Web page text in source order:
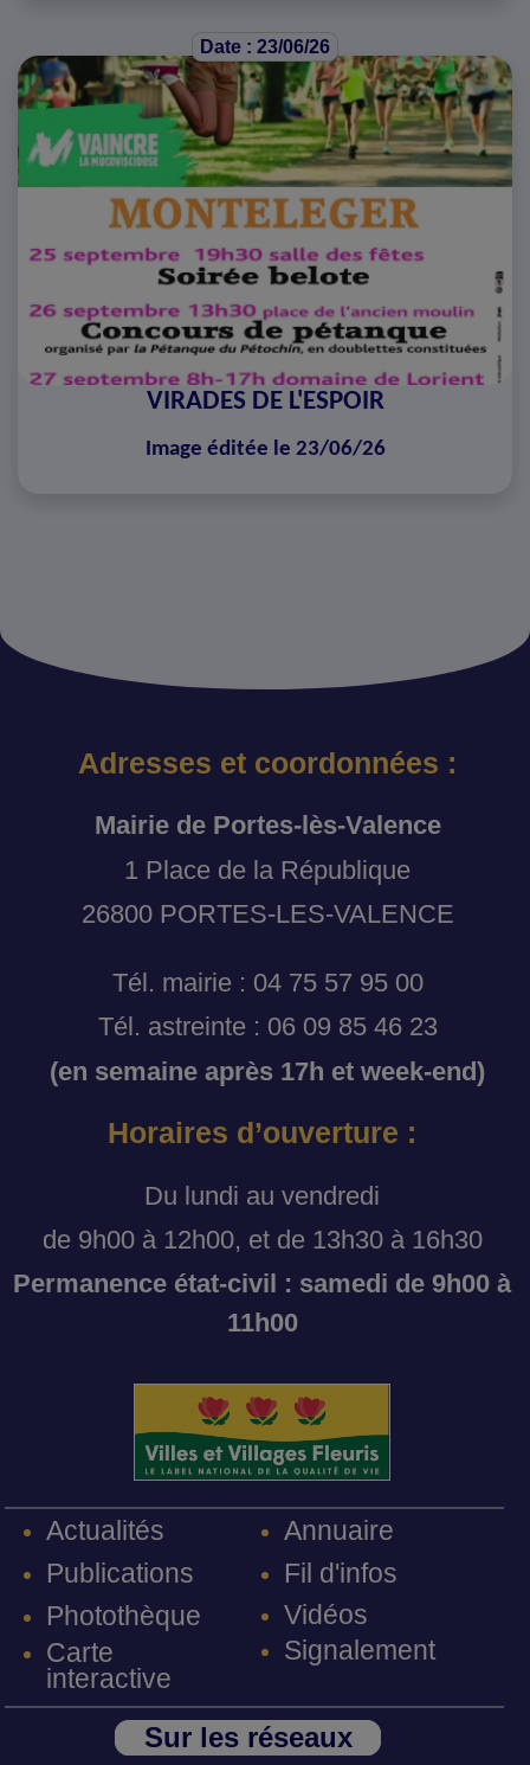
Date : 23/06/26
VIRADES DE L'ESPOIR
Image éditée le 23/06/26
Adresses et coordonnées :
Mairie de Portes-lès-Valence
1 Place de la République
26800 PORTES-LES-VALENCE
Tél. mairie : 04 75 57 95 00
Tél. astreinte : 06 09 85 46 23
(en semaine après 17h et week-end)
Horaires d’ouverture :
Du lundi au vendredi
de 9h00 à 12h00, et de 13h30 à 16h30
Permanence état-civil : samedi de 9h00 à
11h00
Actualités
Publications
Photothèque
Carte
interactive
Annuaire
Fil d'infos
Vidéos
Signalement
Sur les réseaux